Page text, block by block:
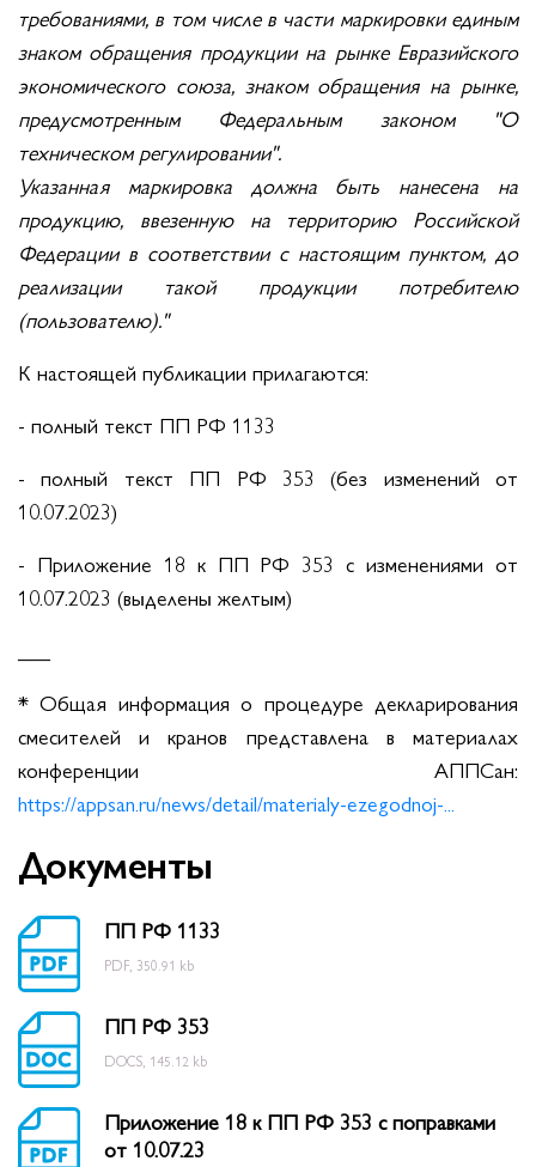
требованиями, в том числе в части маркировки единым
знаком обращения продукции на рынке Евразийского
экономического союза, знаком обращения на рынке,
предусмотренным Федеральным законом "О
техническом регулировании".
Указанная маркировка должна быть нанесена на
продукцию, ввезенную на территорию Российской
Федерации в соответствии с настоящим пунктом, до
реализации такой продукции потребителю
(пользователю)."
К настоящей публикации прилагаются:
- полный текст ПП РФ 1133
- полный текст ПП РФ 353 (без изменений от
10.07.2023)
- Приложение 18 к ПП РФ 353 с изменениями от
10.07.2023 (выделены желтым)
* Общая информация о процедуре декларирования
смесителей и кранов представлена в материалах
конференции АППСан:
https://appsan.ru/news/detail/materialy-ezegodnoj-...
Документы
ПП РФ 1133
PDF, 350.91 kb
ПП РФ 353
DOCS, 145.12 kb
Приложение 18 к ПП РФ 353 с поправками
от 10.07.23